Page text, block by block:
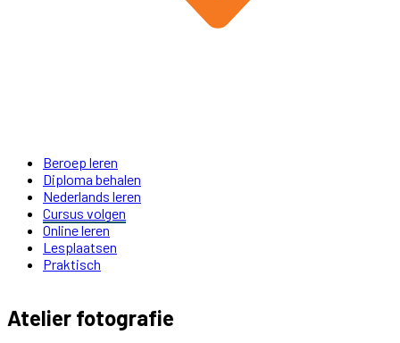
Beroep leren
Diploma behalen
Nederlands leren
Cursus volgen
Online leren
Lesplaatsen
Praktisch
Atelier fotografie